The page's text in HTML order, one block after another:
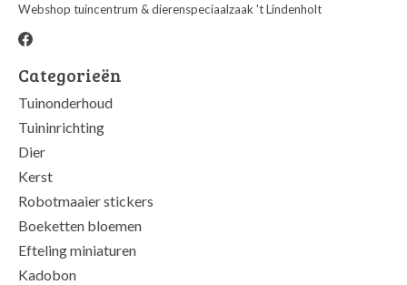
Webshop tuincentrum & dierenspeciaalzaak 't Lindenholt
Categorieën
Tuinonderhoud
Tuininrichting
Dier
Kerst
Robotmaaier stickers
Boeketten bloemen
Efteling miniaturen
Kadobon